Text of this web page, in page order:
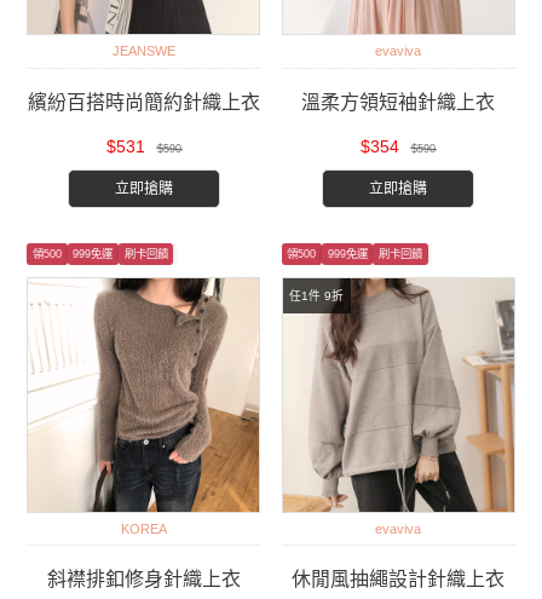
JEANSWE
繽紛百搭時尚簡約針織上衣
$531 $590
立即搶購
evaviva
溫柔方領短袖針織上衣
$354 $590
立即搶購
領500 999免運 刷卡回饋
KOREA
斜襟排釦修身針織上衣
任1件 9折
領500 999免運 刷卡回饋
evaviva
休閒風抽繩設計針織上衣